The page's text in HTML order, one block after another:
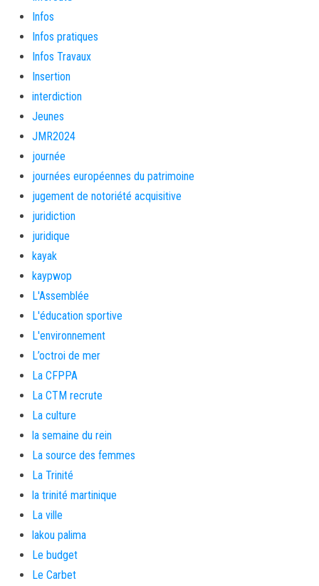
Infos
Infos pratiques
Infos Travaux
Insertion
interdiction
Jeunes
JMR2024
journée
journées européennes du patrimoine
jugement de notoriété acquisitive
juridiction
juridique
kayak
kaypwop
L'Assemblée
L'éducation sportive
L'environnement
L’octroi de mer
La CFPPA
La CTM recrute
La culture
la semaine du rein
La source des femmes
La Trinité
la trinité martinique
La ville
lakou palima
Le budget
Le Carbet